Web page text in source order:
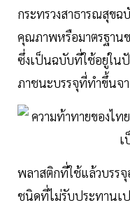
กระทรวงสาธารณสุข
คุณภาพหรือมาตรฐาน
ซึ่งเป็นฉบับที่ใช้อยู่ใน
ภาชนะบรรจุที่ทำขึ้นจ
พลาสติกที่ใช้แล้วบรรจุ
ชนิดที่ไม่รับประทานเ